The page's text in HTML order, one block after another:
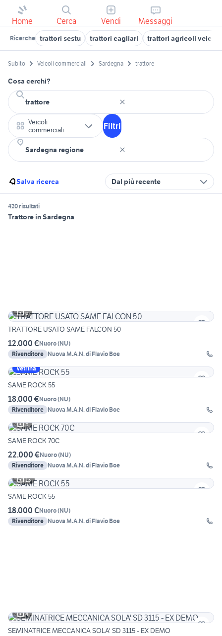
Home Cerca Vendi Messaggi
Ricerche trattori sestu trattori cagliari trattori agricoli veicoli
Subito Veicoli commerciali Sardegna trattore
Cosa cerchi?
Veicoli
commerciali
Filtri
Salva ricerca Dal più recente
420 risultati
Trattore in Sardegna
6
TRATTORE USATO SAME FALCON 50
12.000 €Nuoro(NU)
Rivenditore Nuova M.A.N. di Flavio Boe
Vetrina
SAME ROCK 55
18.000 €Nuoro(NU)
Rivenditore Nuova M.A.N. di Flavio Boe
5
SAME ROCK 70C
22.000 €Nuoro(NU)
Rivenditore Nuova M.A.N. di Flavio Boe
13
SAME ROCK 55
18.000 €Nuoro(NU)
Rivenditore Nuova M.A.N. di Flavio Boe
4
SEMINATRICE MECCANICA SOLA' SD 3115 - EX DEMO